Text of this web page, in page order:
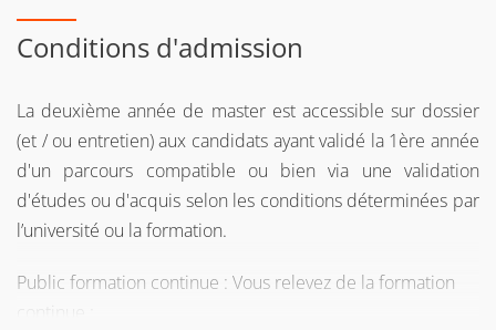
Conditions d'admission
La deuxième année de master est accessible sur dossier
(et / ou entretien) aux candidats ayant validé la 1ère année
d'un parcours compatible ou bien via une validation
d'études ou d'acquis selon les conditions déterminées par
l’université ou la formation.
Public formation continue : Vous relevez de la formation